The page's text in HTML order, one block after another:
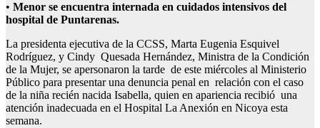
• Menor se encuentra internada en cuidados intensivos del
hospital de Puntarenas.
La presidenta ejecutiva de la CCSS, Marta Eugenia Esquivel
Rodríguez, y Cindy Quesada Hernández, Ministra de la Condición
de la Mujer, se apersonaron la tarde de este miércoles al Ministerio
Público para presentar una denuncia penal en relación con el caso
de la niña recién nacida Isabella, quien en apariencia recibió una
atención inadecuada en el Hospital La Anexión en Nicoya esta
semana.